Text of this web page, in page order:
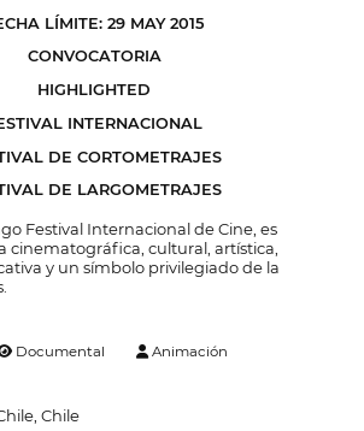
LÍMITE: 29 MAY 2015
CONVOCATORIA
HIGHLIGHTED
INTERNACIONAL
DE CORTOMETRAJES
DE LARGOMETRAJES
Festival Internacional de Cine, es
cinematográfica, cultural, artística,
y un símbolo privilegiado de la
Documental Animación
Chile